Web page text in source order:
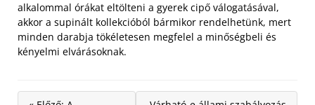
alkalommal órákat eltölteni a gyerek cipő válogatásával,
akkor a supinált kollekcióból bármikor rendelhetünk, mert
minden darabja tökéletesen megfelel a minőségbeli és
kényelmi elvárásoknak.